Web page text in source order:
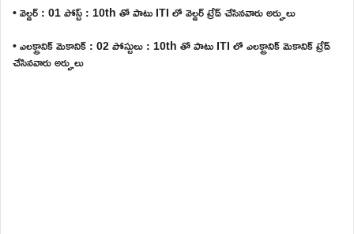
• వెల్డర్ : 01 పోస్ట్ : 10th తో పాటు ITI లో వెల్డర్ ట్రేడ్ చేసినవారు అర్హులు
• ఎలక్ట్రానిక్ మెకానిక్ : 02 పోస్టులు : 10th తో పాటు ITI లో ఎలక్ట్రానిక్ మెకానిక్ ట్రేడ్
చేసినవారు అర్హులు